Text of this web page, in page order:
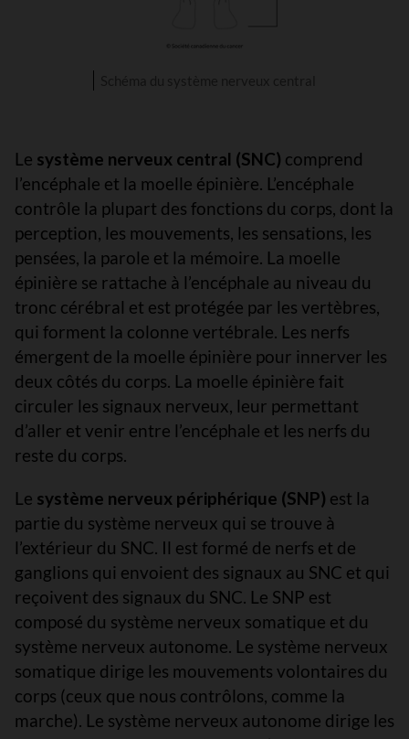
Le système nerveux central (SNC) comprend
l’encéphale et la moelle épinière. L’encéphale
contrôle la plupart des fonctions du corps, dont la
perception, les mouvements, les sensations, les
pensées, la parole et la mémoire. La moelle
épinière se rattache à l’encéphale au niveau du
tronc cérébral et est protégée par les vertèbres,
qui forment la colonne vertébrale. Les nerfs
émergent de la moelle épinière pour innerver les
deux côtés du corps. La moelle épinière fait
circuler les signaux nerveux, leur permettant
d’aller et venir entre l’encéphale et les nerfs du
reste du corps.
Le système nerveux périphérique (SNP) est la
partie du système nerveux qui se trouve à
l’extérieur du SNC. Il est formé de nerfs et de
ganglions qui envoient des signaux au SNC et qui
reçoivent des signaux du SNC. Le SNP est
composé du système nerveux somatique et du
système nerveux autonome. Le système nerveux
somatique dirige les mouvements volontaires du
corps (ceux que nous contrôlons, comme la
marche). Le système nerveux autonome dirige les